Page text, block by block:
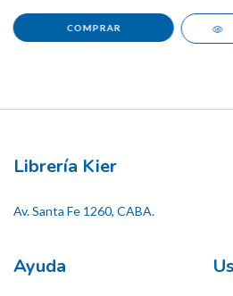
Librería Kier
Av. Santa Fe 1260, CABA.
Ayuda